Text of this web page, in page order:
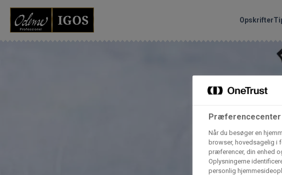
Opskrifter
Grossister der
Arctic Import
INCO Cash &
Lad ikke en
nem adgang til
Når du besøger en
browser, hovedsagelig i
præferencer, din enhed
Oplysningerne
personlig